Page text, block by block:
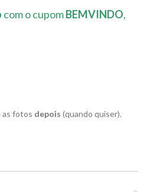
com o cupomBEMVINDO,
as fotos depois (quando quiser).